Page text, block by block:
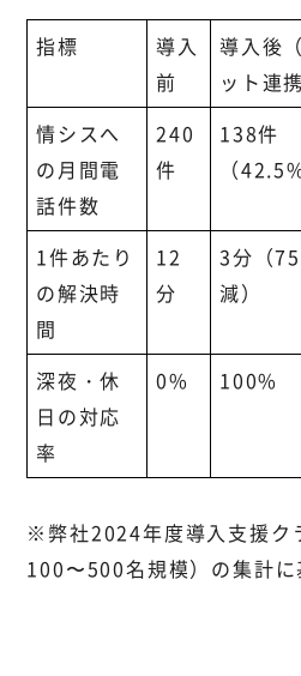
指標
導入
前
導入後
ット連携
情シスへ
の月間電
話件数
240
件
138件
（
1件あたり
の解決時
間
12
分
3分（
減）
深夜・休
日の対応
率
0% 100%
※弊社2024年度導入支援ク
100〜500名規模）の集計に